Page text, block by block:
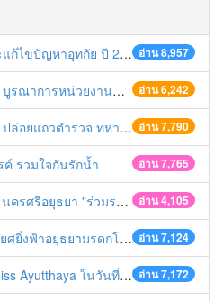
อ่าน 8,957
ไขปัญหาอุทกัย ปี 2561
อ่าน 6,242
ารร้านค้าที่ยังฝ่าฝืนตั้งร้านค้ารุกล้ำเขตพื้นที่ทางหลวง เตรียมความปลอดภัยก่อนเทศกาลสงกรานต์
อ่าน 7,790
ะ สถานีขนส่งรถโดยสาร วินรถตู้ และสถานีรถไฟ เตรียมรับมือเทศกาลสงกรานต์
อ่าน 7,765
ร่วมใจกันรักน้ำ
อ่าน 4,105
ไฟหน้า คาดเข็มขัด" เทศกาลสงกรานต์ ปี 2561
อ่าน 7,124
งฟ้าอยุธยามรดกโลก
อ่าน 7,172
ในวันที่ 15 ธันวาคม 2560